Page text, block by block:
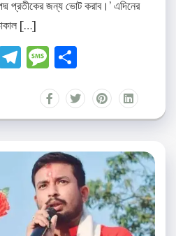
প্রতীকের জন্য ভোট করাব।’ এদিনের
[…]
Telegram
Message